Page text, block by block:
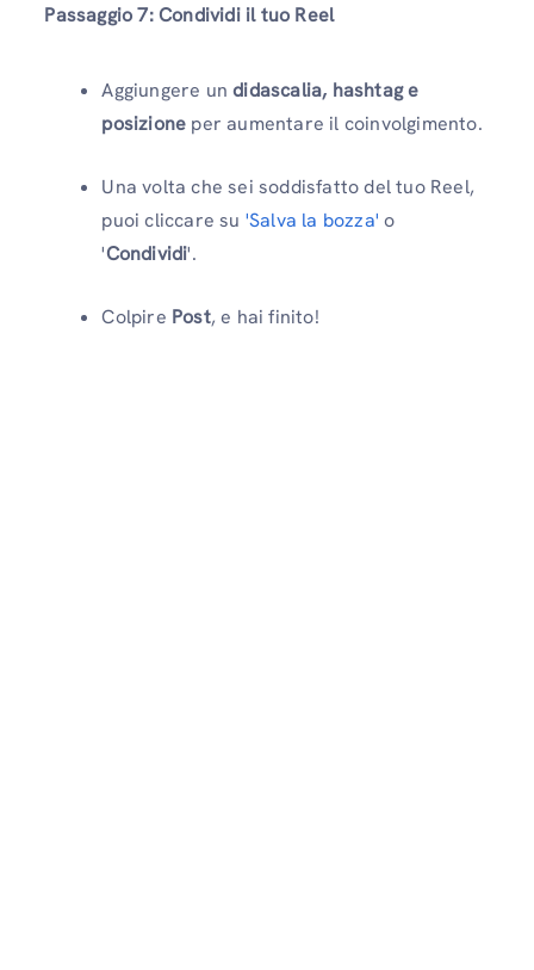
Passaggio 7: Condividi il tuo Reel
Aggiungere undidascalia, hashtag e
posizione per aumentare il coinvolgimento.
Una volta che sei soddisfatto del tuo Reel,
puoi cliccare su 'Salva la bozza' o
'Condividi'.
Colpire Post, e hai finito!